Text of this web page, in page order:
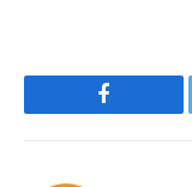
Facebook